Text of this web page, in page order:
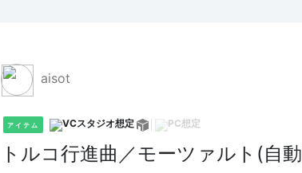
aisot
アイテム
トルコ行進曲／モーツァルト(自